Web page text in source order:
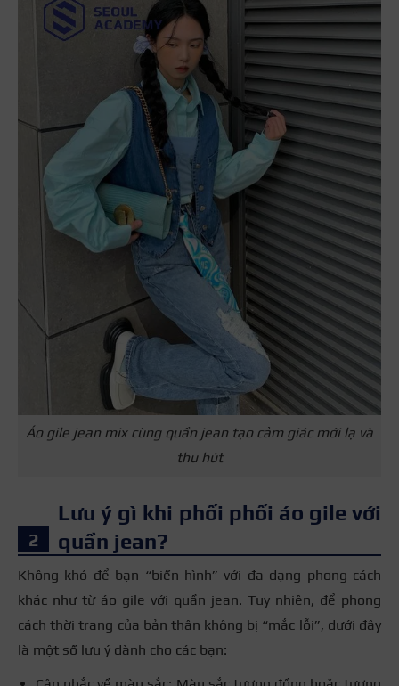
Áo gile jean mix cùng quần jean tạo cảm giác mới lạ và
thu hút
Lưu ý gì khi phối phối áo gile với
quần jean?
Không khó để bạn “biến hình” với đa dạng phong cách
khác như từ áo gile với quần jean. Tuy nhiên, để phong
cách thời trang của bản thân không bị “mắc lỗi”, dưới đây
là một số lưu ý dành cho các bạn: